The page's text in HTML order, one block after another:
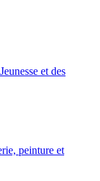
et des
peinture et